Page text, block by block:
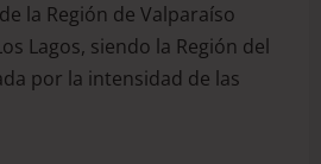
la Región de Valparaíso
Lagos, siendo la Región del
por la intensidad de las